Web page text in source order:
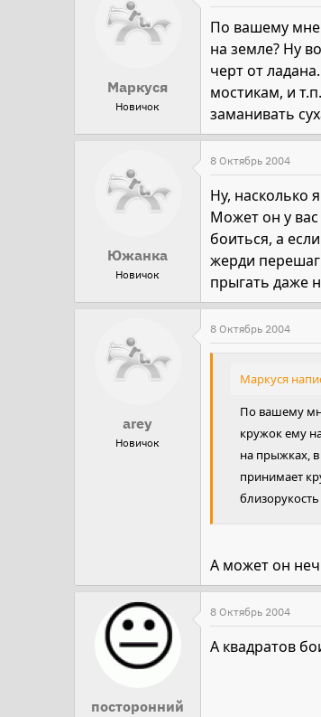
н
а
а
л
а
Маркуся
Новичок
По вашему
на земле? Ну
черт от
мостикам, и
заманивать
Южанка
Новичок
8 Октябрь 2004
Ну, насколько
Может он у вас
боиться, а
жерди
прыгать даже
arey
Новичок
8 Октябрь 2004
Маркуся
По вашему
кружок ему
на прыжках,
принимает
А может он
посторонний
8 Октябрь 2004
А квадратов